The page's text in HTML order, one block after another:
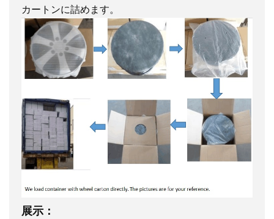
カートンに詰めます。
展示：